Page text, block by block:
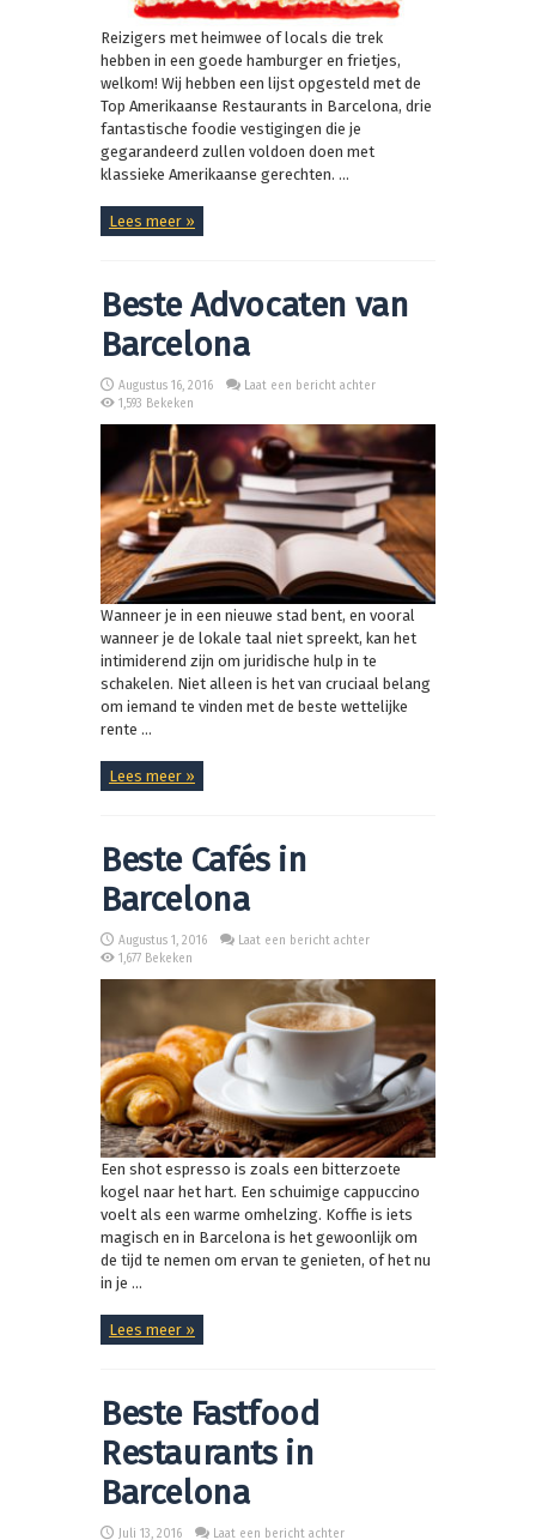
Reizigers met heimwee of locals die trek
hebben in een goede hamburger en frietjes,
welkom! Wij hebben een lijst opgesteld met de
Top Amerikaanse Restaurants in Barcelona, drie
fantastische foodie vestigingen die je
gegarandeerd zullen voldoen doen met
klassieke Amerikaanse gerechten. ...
Lees meer »
Beste Advocaten van
Barcelona
Augustus 16, 2016
Laat een bericht achter
1,593 Bekeken
Wanneer je in een nieuwe stad bent, en vooral
wanneer je de lokale taal niet spreekt, kan het
intimiderend zijn om juridische hulp in te
schakelen. Niet alleen is het van cruciaal belang
om iemand te vinden met de beste wettelijke
rente ...
Lees meer »
Beste Cafés in
Barcelona
Augustus 1, 2016
Laat een bericht achter
1,677 Bekeken
Een shot espresso is zoals een bitterzoete
kogel naar het hart. Een schuimige cappuccino
voelt als een warme omhelzing. Koffie is iets
magisch en in Barcelona is het gewoonlijk om
de tijd te nemen om ervan te genieten, of het nu
in je ...
Lees meer »
Beste Fastfood
Restaurants in
Barcelona
Juli 13, 2016 Laat een bericht achter